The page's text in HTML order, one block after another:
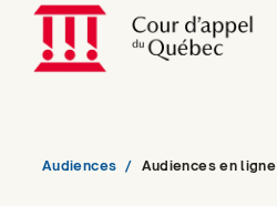
Skip to main content
Skip to page footer
You are here:
Audiences Audiences en ligne